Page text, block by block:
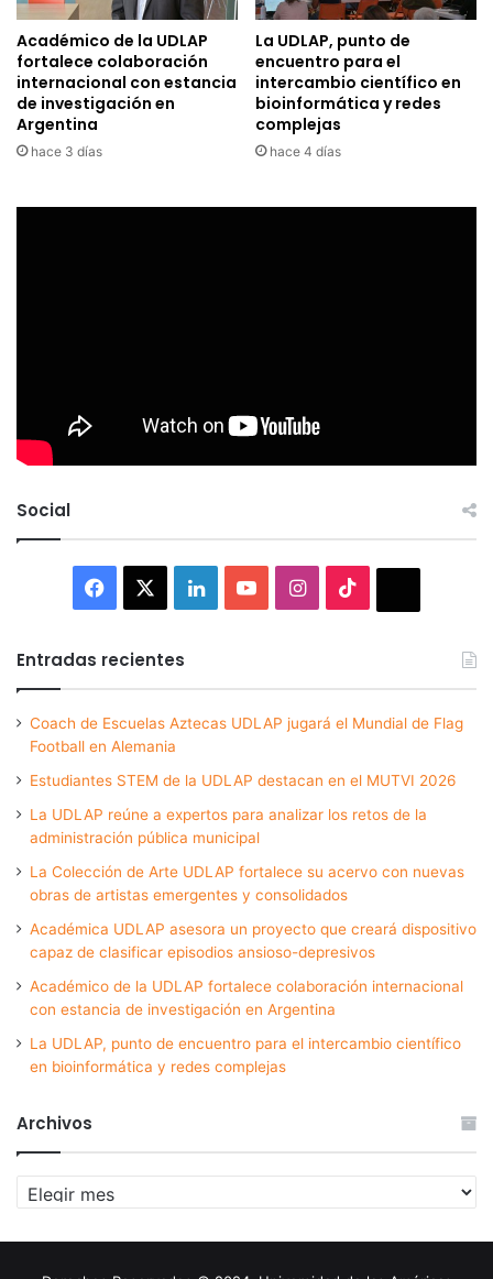
Académico de la UDLAP
fortalece colaboración
internacional con estancia
de investigación en
Argentina
hace 3 días
La UDLAP, punto de
encuentro para el
intercambio científico en
bioinformática y redes
complejas
hace 4 días
Social
Facebook LinkedInYouTubeInstagram
Entradas recientes
Coach de Escuelas Aztecas UDLAP jugará el Mundial de Flag
Football en Alemania
Estudiantes STEM de la UDLAP destacan en el MUTVI 2026
La UDLAP reúne a expertos para analizar los retos de la
administración pública municipal
La Colección de Arte UDLAP fortalece su acervo con nuevas
obras de artistas emergentes y consolidados
Académica UDLAP asesora un proyecto que creará dispositivo
capaz de clasificar episodios ansioso-depresivos
Académico de la UDLAP fortalece colaboración internacional
con estancia de investigación en Argentina
La UDLAP, punto de encuentro para el intercambio científico
en bioinformática y redes complejas
Archivos
Archivos